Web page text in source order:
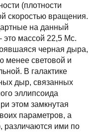
(плотности
скоростью вращения.
на данный
массой 22,5 Мс.
черная дыра,
менее световой и
В галактике
дыр, связанных
эллипсоида
этом замкнутая
параметров, а
ими по